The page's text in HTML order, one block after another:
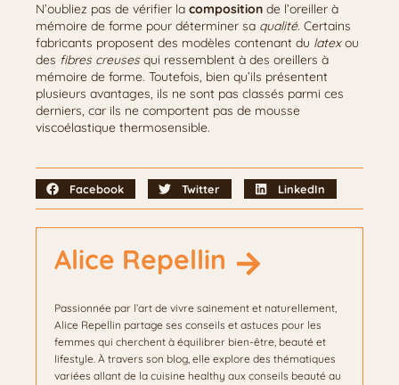
N’oubliez pas de vérifier la composition de l’oreiller à
mémoire de forme pour déterminer sa qualité. Certains
fabricants proposent des modèles contenant du latexou
des fibres creusesqui ressemblent à des oreillers à
mémoire de forme. Toutefois, bien qu’ils présentent
plusieurs avantages, ils ne sont pas classés parmi ces
derniers, car ils ne comportent pas de mousse
viscoélastique thermosensible.
Facebook Twitter LinkedIn
Alice Repellin
Passionnée par l’art de vivre sainement et naturellement,
Alice Repellin partage ses conseils et astuces pour les
femmes qui cherchent à équilibrer bien-être, beauté et
lifestyle. À travers son blog, elle explore des thématiques
variées allant de la cuisine healthy aux conseils beauté au